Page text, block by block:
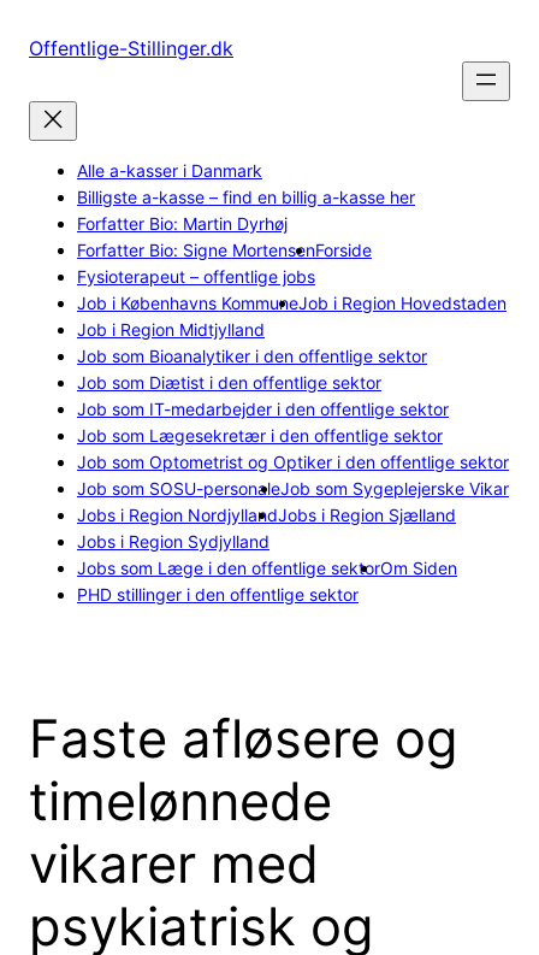
Offentlige-Stillinger.dk
Alle a-kasser i Danmark
Billigste a-kasse – find en billig a-kasse her
Forfatter Bio: Martin Dyrhøj
Forfatter Bio: Signe MortensenForside
Fysioterapeut – offentlige jobs
Job i Københavns KommuneJob i Region Hovedstaden
Job i Region Midtjylland
Job som Bioanalytiker i den offentlige sektor
Job som Diætist i den offentlige sektor
Job som IT-medarbejder i den offentlige sektor
Job som Lægesekretær i den offentlige sektor
Job som Optometrist og Optiker i den offentlige sektor
Job som SOSU-personaleJob som Sygeplejerske Vikar
Jobs i Region NordjyllandJobs i Region Sjælland
Jobs i Region Sydjylland
Jobs som Læge i den offentlige sektorOm Siden
PHD stillinger i den offentlige sektor
Faste afløsere og
timelønnede
vikarer med
psykiatrisk og